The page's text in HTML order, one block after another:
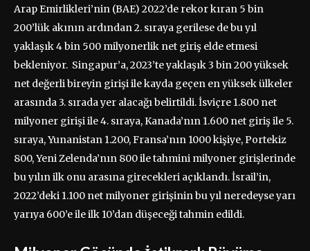
Arap Emirlikleri’nin (BAE) 2022’de rekor kıran 5 bin
200’lük akının ardından 2. sıraya gerilese de bu yıl
yaklaşık 4 bin 500 milyonerlik net giriş elde etmesi
bekleniyor. Singapur’a, 2023’te yaklaşık 3 bin 200 yüksek
net değerli bireyin girişi ile kayda geçen en yüksek ülkeler
arasında 3. sırada yer alacağı belirtildi. İsviçre 1.800 net
milyoner girişi ile 4. sıraya, Kanada’nın 1.600 net giriş ile 5.
sıraya, Yunanistan 1.200, Fransa’nın 1000 kişiye, Portekiz
800, Yeni Zelenda’nın 800 ile tahmini milyoner girişlerinde
bu yılın ilk onu arasına girecekleri açıklandı. İsrail’in,
2022’deki 1.100 net milyoner girişinin bu yıl neredeyse yarı
yarıya 600’e ile ilk 10’dan düşeceği tahmin edildi.